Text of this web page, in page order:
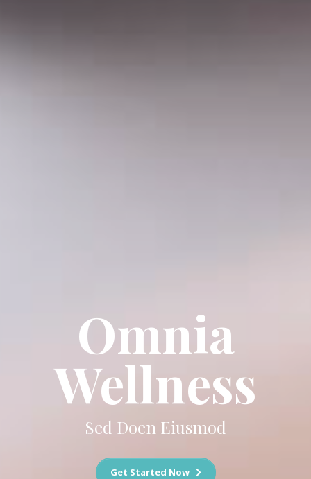
Omnia
Wellness
Sed Doen Eiusmod
Get Started Now